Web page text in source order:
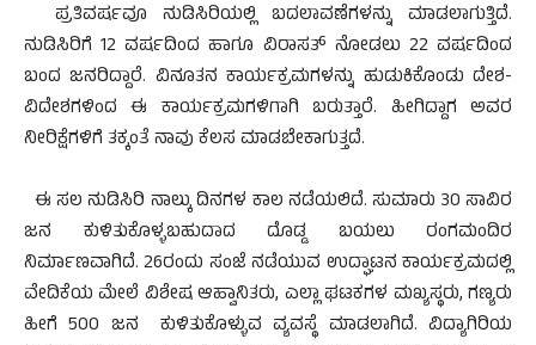
ಪ್ರತಿವರ್ಷವೂ ನುಡಿಸಿರಿಯಲ್ಲಿ ಬದಲಾವಣೆಗಳನ್ನು ಮಾಡಲಾಗುತ್ತಿದೆ.
ನುಡಿಸಿರಿಗೆ 12 ವರ್ಷದಿಂದ ಹಾಗೂ ವಿರಾಸತ್ ನೋಡಲು 22 ವರ್ಷದಿಂದ
ಬಂದ ಜನರಿದ್ದಾರೆ. ವಿನೂತನ ಕಾರ್ಯಕ್ರಮಗಳನ್ನು ಹುಡುಕಿಕೊಂಡು ದೇಶ-
ವಿದೇಶಗಳಿಂದ ಈ ಕಾರ್ಯಕ್ರಮಗಳಿಗಾಗಿ ಬರುತ್ತಾರೆ. ಹೀಗಿದ್ದಾಗ ಅವರ
ನೀರಿಕ್ಷೆಗಳಿಗೆ ತಕ್ಕಂತೆ ನಾವು ಕೆಲಸ ಮಾಡಬೇಕಾಗುತ್ತದೆ.
ಈ ಸಲ ನುಡಿಸಿರಿ ನಾಲ್ಕು ದಿನಗಳ ಕಾಲ ನಡೆಯಲಿದೆ. ಸುಮಾರು 30 ಸಾವಿರ
ಜನ ಕುಳಿತುಕೊಳ್ಳಬಹುದಾದ ದೊಡ್ಡ ಬಯಲು ರಂಗಮಂದಿರ
ನಿರ್ಮಾಣವಾಗಿದೆ. 26ರಂದು ಸಂಜೆ ನಡೆಯುವ ಉದ್ಘಾಟನ ಕಾರ್ಯಕ್ರಮದಲ್ಲಿ
ವೇದಿಕೆಯ ಮೇಲೆ ವಿಶೇಷ ಆಹ್ವಾನಿತರು, ಎಲ್ಲಾ ಘಟಕಗಳ ಮಖ್ಯಸ್ಥರು, ಗಣ್ಯರು
ಹೀಗೆ 500 ಜನ ಕುಳಿತುಕೊಳ್ಳುವ ವ್ಯವಸ್ಥೆ ಮಾಡಲಾಗಿದೆ. ವಿದ್ಯಾಗಿರಿಯ